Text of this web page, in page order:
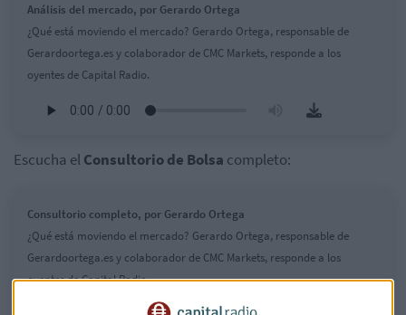
Análisis del mercado, por Gerardo Ortega
¿Qué está moviendo el mercado? Gerardo Ortega, responsable de
Gerardoortega.es y colaborador de CMC Markets, responde a los
oyentes de Capital Radio.
Escucha elConsultorio de Bolsa completo:
Consultorio completo, por Gerardo Ortega
¿Qué está moviendo el mercado? Gerardo Ortega, responsable de
Gerardoortega.es y colaborador de CMC Markets, responde a los
oyentes de Capital Radio.